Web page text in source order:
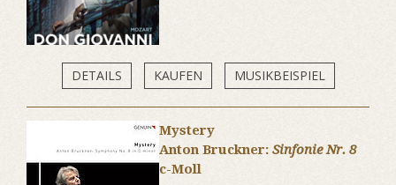
DETAILS KAUFEN MUSIKBEISPIEL
Mystery
Anton Bruckner: Sinfonie Nr. 8
c-Moll